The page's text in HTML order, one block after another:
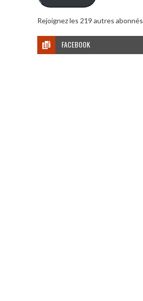
Rejoignez les 219 autres abonnés
FACEBOOK